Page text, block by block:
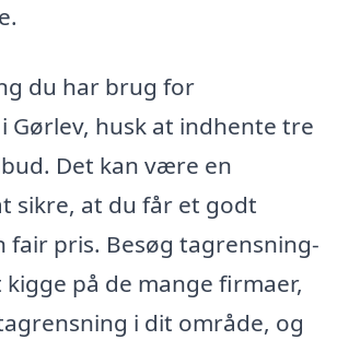
du har brug for
Gørlev, husk at indhente tre
Det kan være en
sikre, at du får et godt
fair pris. Besøg tagrensning-
på de mange firmaer,
i dit område, og